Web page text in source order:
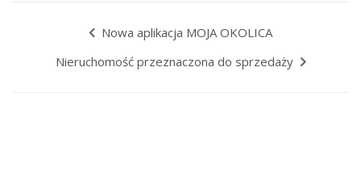
Nowa aplikacja MOJA OKOLICA
Nieruchomość przeznaczona do sprzedaży